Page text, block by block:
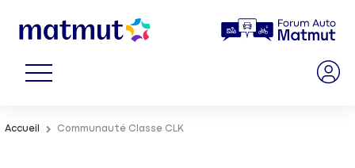
Accueil Communauté Classe CLK